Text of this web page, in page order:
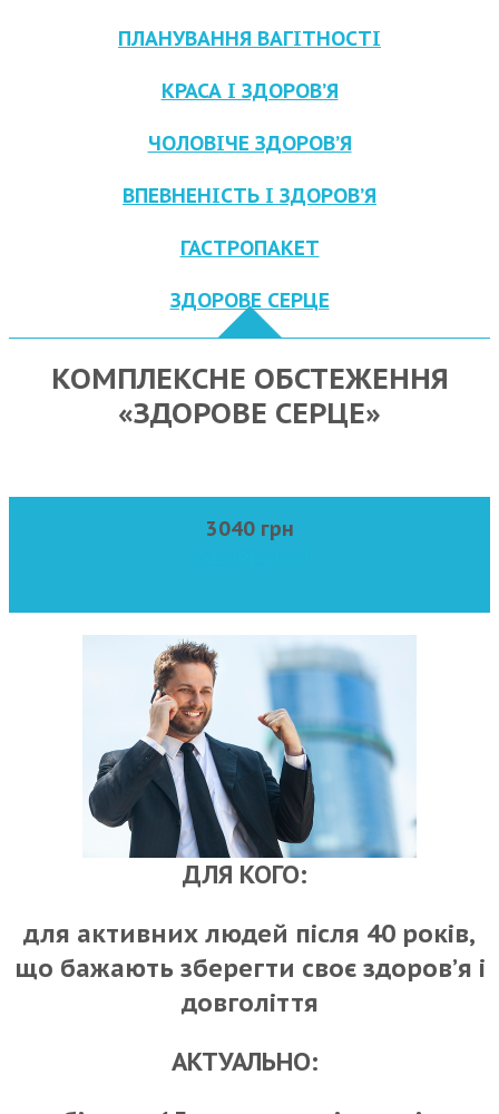
ПЛАНУВАННЯ ВАГІТНОСТІ
КРАСА І ЗДОРОВ’Я
ЧОЛОВІЧЕ ЗДОРОВ’Я
ВПЕВНЕНІСТЬ І ЗДОРОВ’Я
ГАСТРОПАКЕТ
ЗДОРОВЕ СЕРЦЕ
КОМПЛЕКСНЕ ОБСТЕЖЕННЯ
«ЗДОРОВЕ СЕРЦЕ»
3040 грн
ДЛЯ КОГО:
для активних людей після 40 років,
що бажають зберегти своє здоров’я і
довголіття
АКТУАЛЬНО: